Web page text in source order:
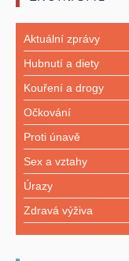
Aktuální zprávy
Hubnutí a diety
Kouření a drogy
Očkování
Proti únavě
Sex a vztahy
Úrazy
Zdravá výživa